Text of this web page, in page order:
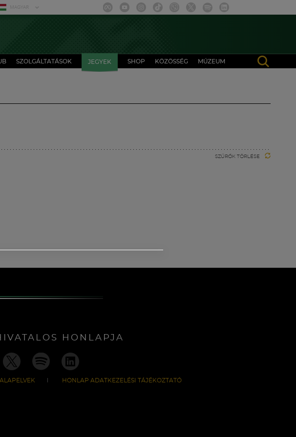
MAGYAR
SZOLGÁLTATÁSOK JEGYEK SHOP KÖZÖSSÉG MÚZEUM
SZŰRŐK TÖRLÉSE
HONLAPJA
HONLAP ADATKEZELÉSI TÁJÉKOZTATÓ